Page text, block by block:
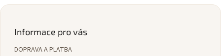
Z
Informace pro vás
DOPRAVA A PLATBA